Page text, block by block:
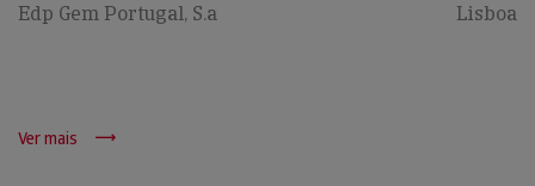
Edp Gem Portugal, S.a Lisboa
Ver mais